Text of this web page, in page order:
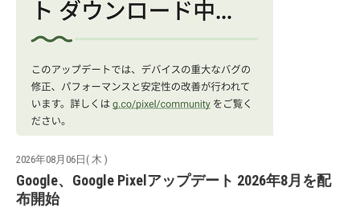
2026年08月06日( 木 )
Google、Google Pixelアップデート 2026年8月を配
布開始